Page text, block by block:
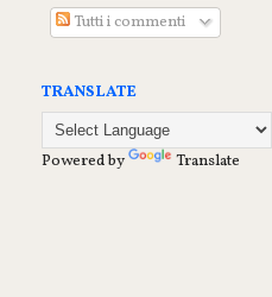
Tutti i commenti
TRANSLATE
Powered by Translate